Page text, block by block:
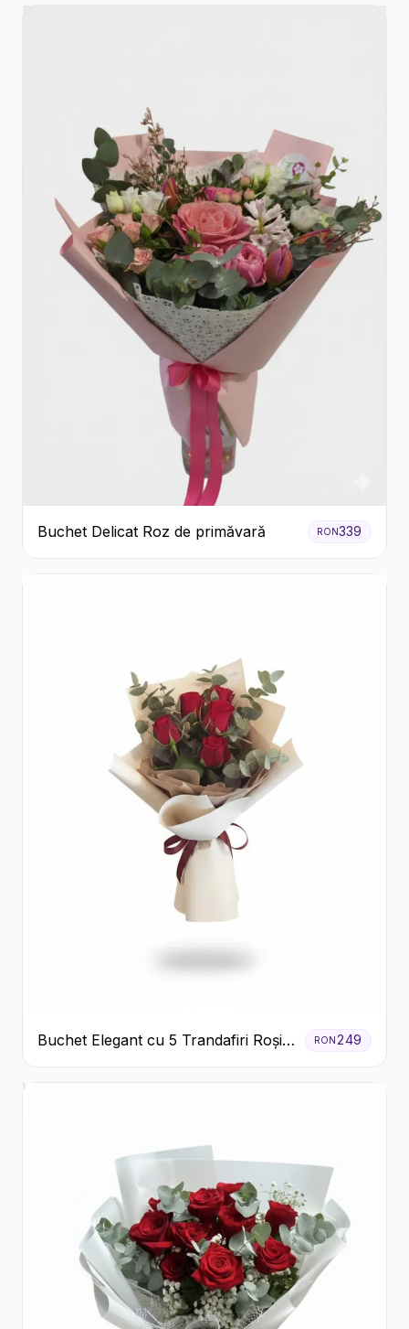
Buchet Delicat Roz de primăvară RON339
Buchet Elegant cu 5 Trandafiri Roșii
și Eucalipt
RON249